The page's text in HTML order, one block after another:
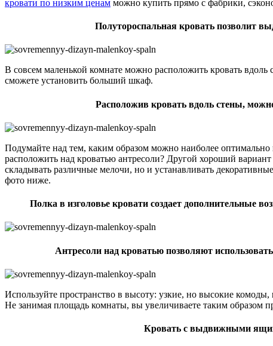
кровати по низким ценам можно купить прямо с фабрики,
Полутороспальная кровать позволит
В совсем маленькой комнате можно расположить кровать
сможете установить больший шкаф.
Расположив кровать вдоль стены,
Подумайте над тем, каким образом можно наиболее оптимально
расположить над кроватью антресоли? Другой хороший
складывать различные мелочи, но и устанавливать
фото ниже.
Полка в изголовье кровати создает дополнительные
Антресоли над кроватью позволяют
Используйте пространство в высоту: узкие, но высокие
Не занимая площадь комнаты, вы увеличиваете таким образом
Кровать с выдвижными